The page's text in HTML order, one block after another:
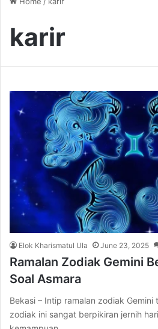
karir
Elok Kharismatul Ula June 23, 2025
Ramalan Zodiak Gemini
Soal Asmara
Bekasi – Intip ramalan zodiak Gemini
zodiak ini sangat berpikiran jernih